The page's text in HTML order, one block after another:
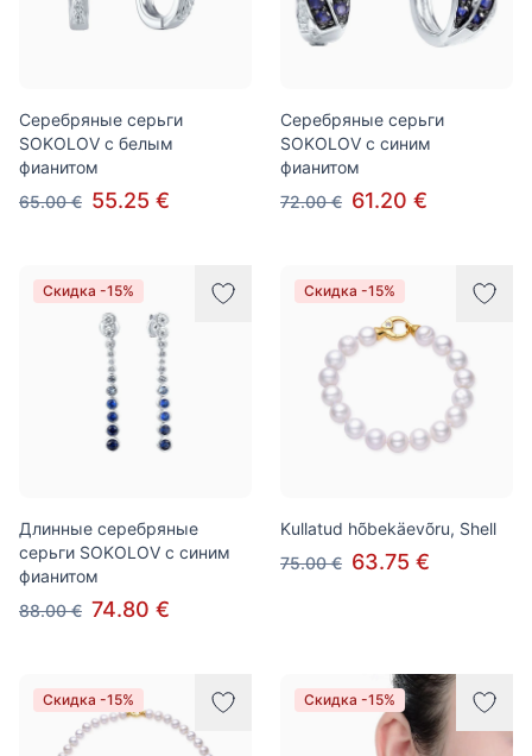
Серебряные серьги
SOKOLOV с белым
фианитом
65.00 € 55.25 €
Серебряные серьги
SOKOLOV с синим
фианитом
72.00 € 61.20 €
Скидка -15%
Длинные серебряные
серьги SOKOLOV с синим
фианитом
88.00 € 74.80 €
Скидка -15%
Kullatud hõbekäevõru, Shell
75.00 € 63.75 €
Скидка -15% Скидка -15%